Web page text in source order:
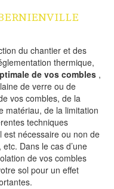
du chantier et des
thermique,
de vos combles ,
de verre ou de
vos combles, de la
matériau, de la limitation
techniques
est nécessaire ou non de
Dans le cas d’une
de vos combles
sol pour un effet